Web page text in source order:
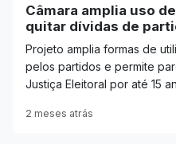
Câmara amplia uso
quitar dívidas de
Projeto amplia formas de
pelos partidos e permite
Justiça Eleitoral por até 15
2 meses atrás